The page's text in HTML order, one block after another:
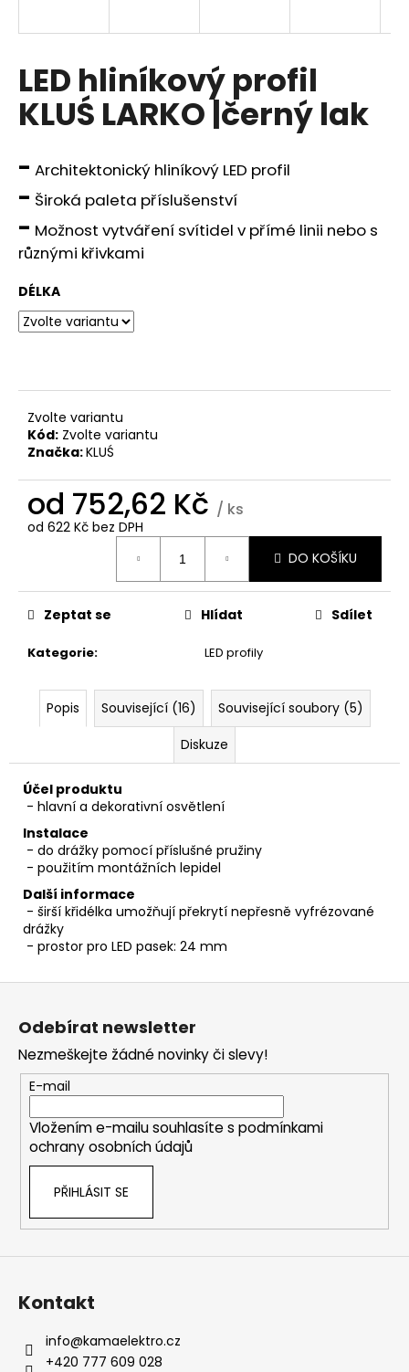
LED hliníkový profil
KLUŚ LARKO |černý lak
- Architektonický hliníkový LED profil
- Široká paleta příslušenství
- Možnost vytváření svítidel v přímé linii nebo s
různými křivkami
DÉLKA
Zvolte variantu
Kód: Zvolte variantu
Značka:KLUŚ
od 752,62 Kč / ks
od 622 Kč bez DPH
DO KOŠÍKU
Kategorie: LED profily
Zeptat se Hlídat Sdílet
Popis Související (16)
Související soubory (5)
Diskuze
Účel produktu
- hlavní a dekorativní osvětlení
Instalace
- do drážky pomocí příslušné pružiny
- použitím montážních lepidel
Další informace
- širší křidélka umožňují překrytí nepřesně vyfrézované
drážky
- prostor pro LED pasek: 24 mm
í
t
?
HLEDAT
D
o
p
u
č
u
m
e
Z
Odebírat newsletter
Nezmeškejte žádné novinky či slevy!
E-mail
Vložením e-mailu souhlasíte s podmínkami
ochrany osobních údajů
PŘIHLÁSIT SE
Kontakt
info@kamaelektro.cz
+420 777 609 028